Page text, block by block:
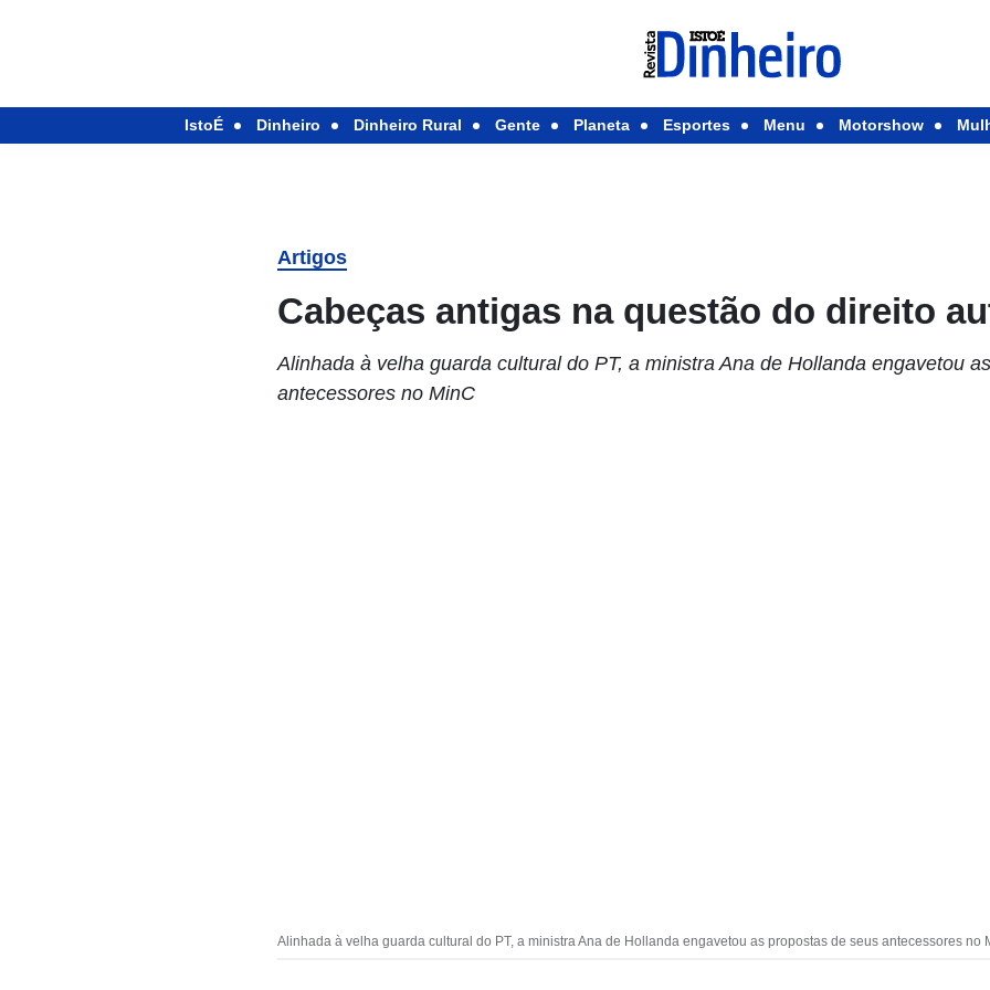
IstoÉ Dinheiro Dinheiro Rural Gente Planeta Esportes Menu Motorshow
Artigos
Cabeças antigas na questão do direito
Alinhada à velha guarda cultural do PT, a ministra Ana de Hollanda engavetou
antecessores no MinC
Alinhada à velha guarda cultural do PT, a ministra Ana de Hollanda engavetou as propostas de seus antecessores no